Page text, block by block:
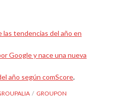
las tendencias del año en
Google y nace una nueva
año según comScore.
GROUPON